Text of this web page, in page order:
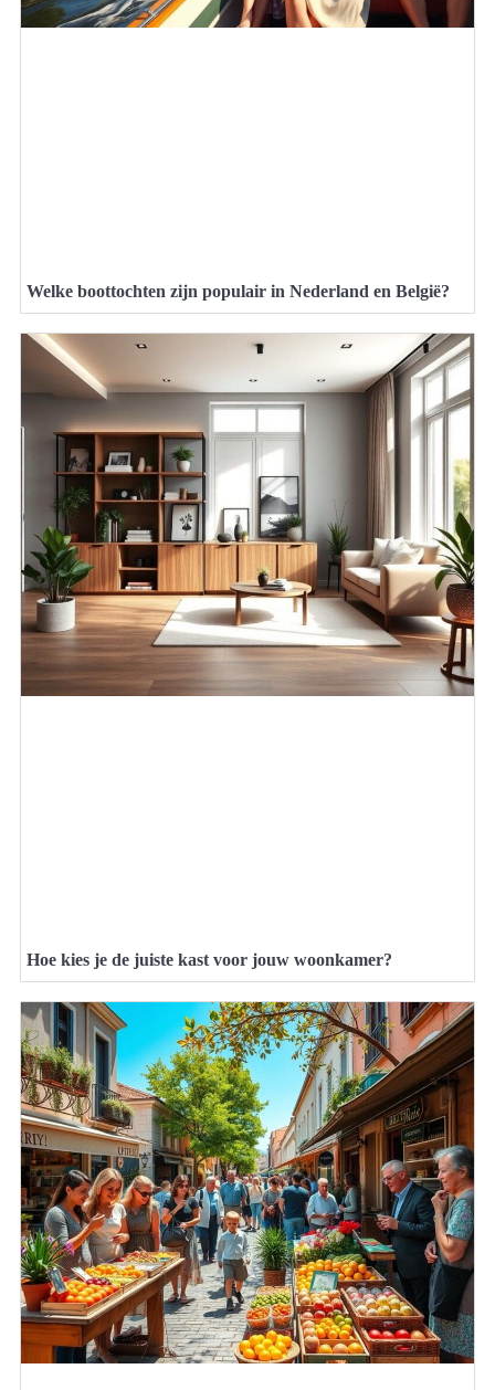
Welke boottochten zijn populair in Nederland en België?
Hoe kies je de juiste kast voor jouw woonkamer?